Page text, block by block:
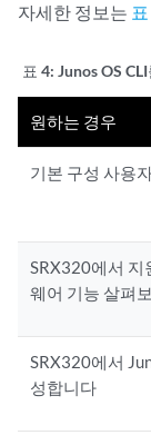
자세한 정보는
표 4: Junos OS
원하는 경우
기본 구성 사용
SRX320에서 지
웨어 기능 살펴
SRX320에서
성합니다